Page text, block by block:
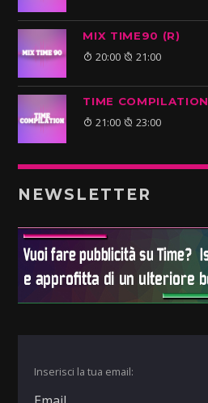
MIX TIME90 (R)
20:00 21:00
TIME COMPILATION
21:00 23:00
NEWSLETTER
Inserisci la tua email: